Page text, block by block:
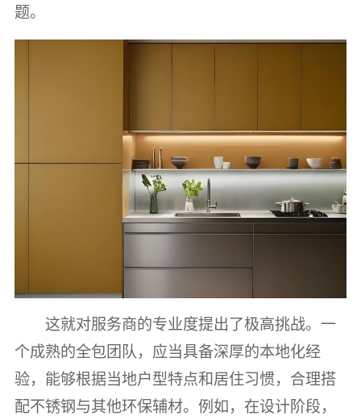
题。
这就对服务商的专业度提出了极高挑战。一
个成熟的全包团队，应当具备深厚的本地化经
验，能够根据当地户型特点和居住习惯，合理搭
配不锈钢与其他环保辅材。例如，在设计阶段，